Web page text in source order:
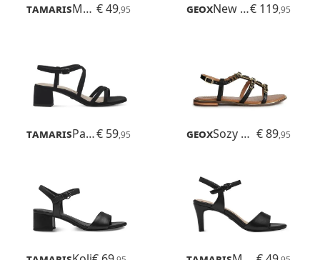
Tamaris Meliah € 49,95 Geox New Eraklia 15€ 119,95
Tamaris Paola€ 59,95 Geox Sozy Plus € 89,95